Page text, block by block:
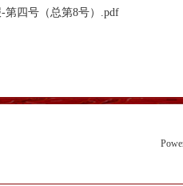
第四号（总第8号）.pdf